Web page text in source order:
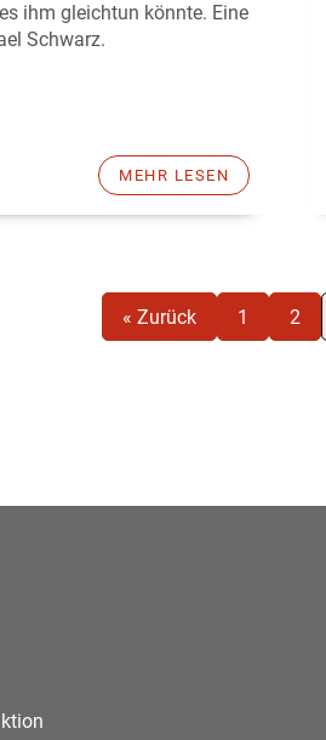
ihm gleichtun könnte. Eine
Schwarz.
MEHR LESEN
« Zurück 1 2